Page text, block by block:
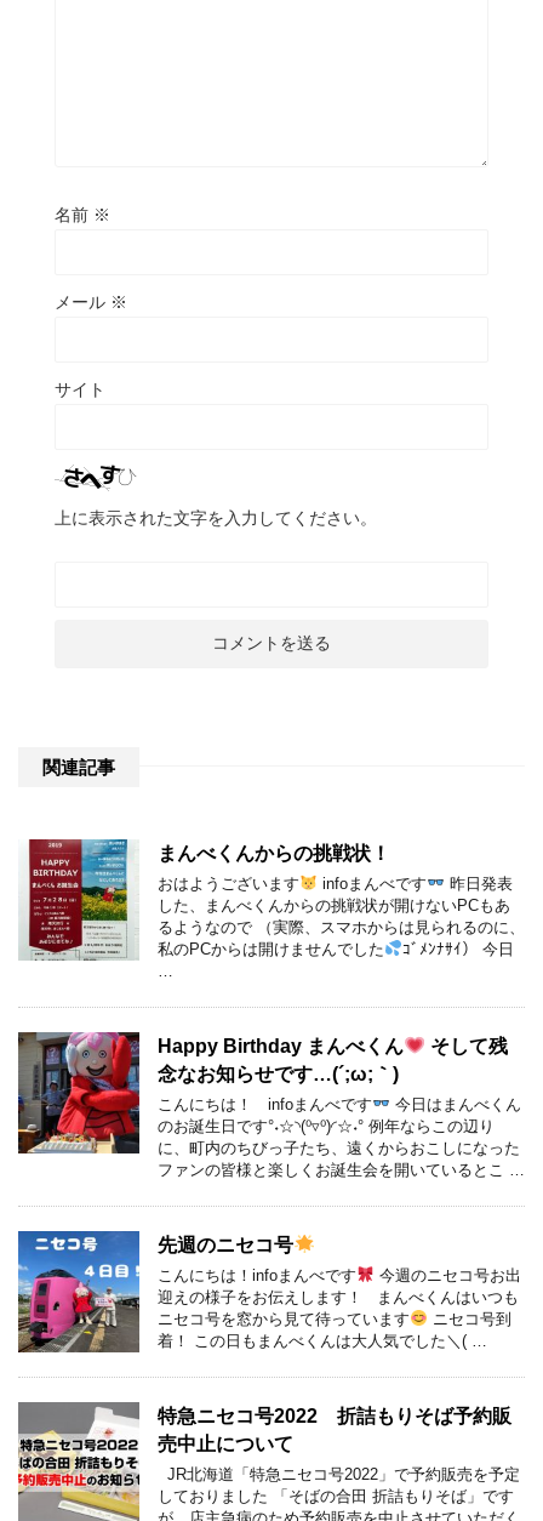
名前 ※
メール ※
サイト
上に表示された文字を入力してください。
関連記事
まんべくんからの挑戦状！
おはようございます infoまんべです
昨日発表
した、まんべくんからの挑戦状が開けないPCもあ
るようなので （実際、スマホからは見られるのに、
私のPCからは開けませんでした
ｺﾞﾒﾝﾅｻｲ） 今日
Happy Birthday まんべくん
そして残
念なお知らせです…(´;ω;｀)
こんにちは！ infoまんべです
今日はまんべくん
のお誕生日です°˖☆◝(⁰▿⁰)◜☆˖° 例年ならこの辺り
に、町内のちびっ子たち、遠くからおこしになった
ファンの皆様と楽しくお誕生会を開いているとこ …
先週のニセコ号
こんにちは！infoまんべです
今週のニセコ号お出
迎えの様子をお伝えします！ まんべくんはいつも
ニセコ号を窓から見て待っています
ニセコ号到
着！ この日もまんべくんは大人気でした＼( …
特急ニセコ号2022 折詰もりそば予約販
売中止について
JR北海道「特急ニセコ号2022」で予約販売を予定
しておりました 「そばの合田 折詰もりそば」です